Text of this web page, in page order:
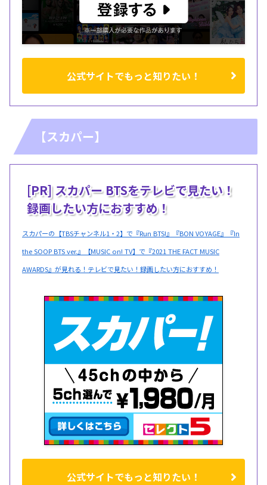
公式サイトでもっと知りたい！
【スカパー】
[PR] スカパー BTSをテレビで見たい！
録画したい方におすすめ！
スカパーの【TBSチャンネル1・2】で『Run BTS!』『BON VOYAGE』『In
the SOOP BTS ver.』【MUSIC on! TV】で『2021 THE FACT MUSIC
AWARDS』が見れる！テレビで見たい！録画したい方におすすめ！
公式サイトでもっと知りたい！